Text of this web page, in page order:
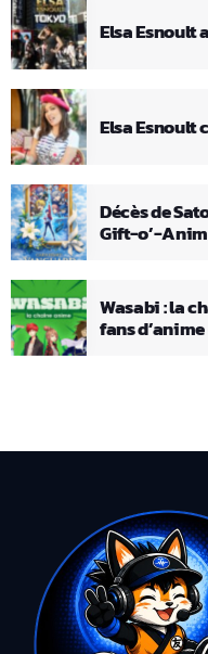
Elsa Esnoult
Elsa Esnoult
Décès de
Gift-o’-
Wasabi : la
fans